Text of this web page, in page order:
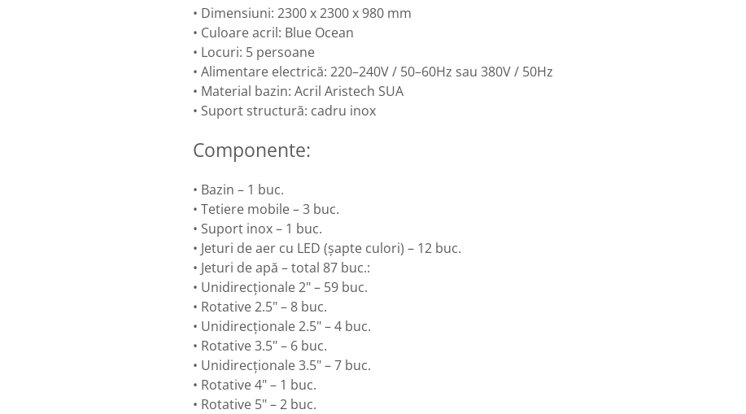
• Dimensiuni: 2300 x 2300 x 980 mm
• Culoare acril: Blue Ocean
• Locuri: 5 persoane
• Alimentare electrică: 220–240V / 50–60Hz sau 380V / 50Hz
• Material bazin: Acril Aristech SUA
• Suport structură: cadru inox
Componente:
• Bazin – 1 buc.
• Tetiere mobile – 3 buc.
• Suport inox – 1 buc.
• Jeturi de aer cu LED (șapte culori) – 12 buc.
• Jeturi de apă – total 87 buc.:
• Unidirecționale 2" – 59 buc.
• Rotative 2.5" – 8 buc.
• Unidirecționale 2.5" – 4 buc.
• Rotative 3.5" – 6 buc.
• Unidirecționale 3.5" – 7 buc.
• Rotative 4" – 1 buc.
• Rotative 5" – 2 buc.